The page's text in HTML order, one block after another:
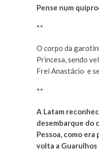
Pense num
**
O corpo da
Princesa, sendo
Frei Anastácio e
**
A Latam
desembarque do
Pessoa, como
volta a Guarulhos